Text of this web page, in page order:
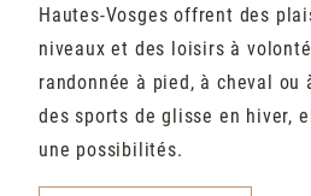
Hautes-Vosges offrent des
niveaux et des loisirs à
randonnée à pied, à cheval ou
des sports de glisse en hiver,
une possibilités.